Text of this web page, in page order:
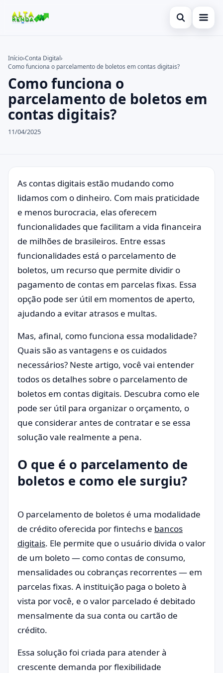
Abrir busca
Cartão de Crédito
Novidades
Empréstimo
Legal
Buscar no site
Buscar por:
Pressione Enter para buscar ou ESC para fechar.
Início›Conta Digital›
Como funciona o parcelamento de boletos em contas digitais?
Como funciona o
parcelamento de boletos em
contas digitais?
11/04/2025
As contas digitais estão mudando como
lidamos com o dinheiro. Com mais praticidade
e menos burocracia, elas oferecem
funcionalidades que facilitam a vida financeira
de milhões de brasileiros. Entre essas
funcionalidades está o parcelamento de
boletos, um recurso que permite dividir o
pagamento de contas em parcelas fixas. Essa
opção pode ser útil em momentos de aperto,
ajudando a evitar atrasos e multas.
Mas, afinal, como funciona essa modalidade?
Quais são as vantagens e os cuidados
necessários? Neste artigo, você vai entender
todos os detalhes sobre o parcelamento de
boletos em contas digitais. Descubra como ele
pode ser útil para organizar o orçamento, o
que considerar antes de contratar e se essa
solução vale realmente a pena.
O que é o parcelamento de
boletos e como ele surgiu?
O parcelamento de boletos é uma modalidade
de crédito oferecida por fintechs e bancos
digitais. Ele permite que o usuário divida o valor
de um boleto — como contas de consumo,
mensalidades ou cobranças recorrentes — em
parcelas fixas. A instituição paga o boleto à
vista por você, e o valor parcelado é debitado
mensalmente da sua conta ou cartão de
crédito.
Essa solução foi criada para atender à
crescente demanda por flexibilidade